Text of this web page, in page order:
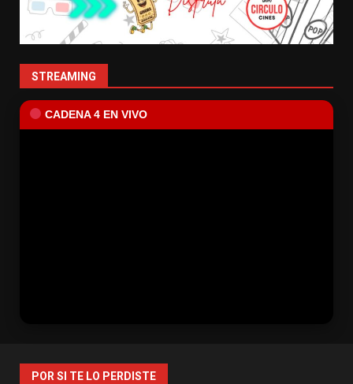
STREAMING
CADENA 4 EN VIVO
POR SI TE LO PERDISTE